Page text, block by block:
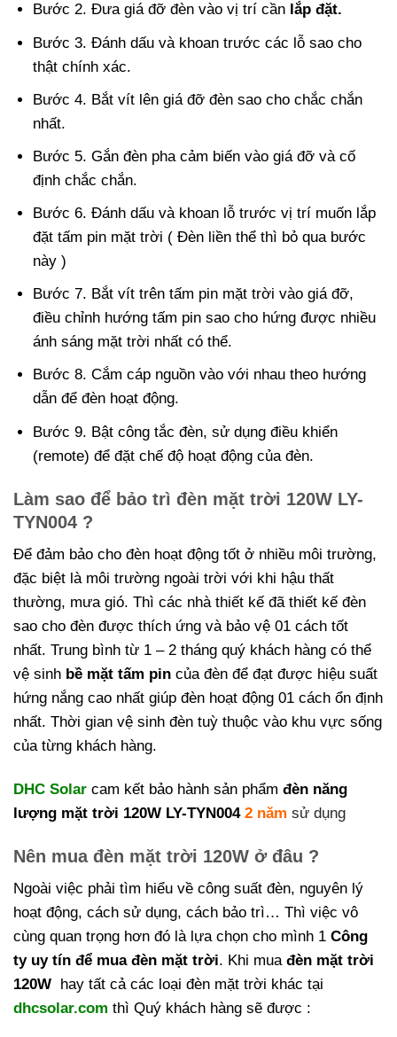
Bước 2. Đưa giá đỡ đèn vào vị trí cần lắp đặt.
Bước 3. Đánh dấu và khoan trước các lỗ sao cho
thật chính xác.
Bước 4. Bắt vít lên giá đỡ đèn sao cho chắc chắn
nhất.
Bước 5. Gắn đèn pha cảm biến vào giá đỡ và cố
định chắc chắn.
Bước 6. Đánh dấu và khoan lỗ trước vị trí muốn lắp
đặt tấm pin mặt trời ( Đèn liền thể thì bỏ qua bước
này )
Bước 7. Bắt vít trên tấm pin mặt trời vào giá đỡ,
điều chỉnh hướng tấm pin sao cho hứng được nhiều
ánh sáng mặt trời nhất có thể.
Bước 8. Cắm cáp nguồn vào với nhau theo hướng
dẫn để đèn hoạt động.
Bước 9. Bật công tắc đèn, sử dụng điều khiển
(remote) để đặt chế độ hoạt động của đèn.
Làm sao để bảo trì đèn mặt trời 120W LY-
TYN004 ?
Để đảm bảo cho đèn hoạt động tốt ở nhiều môi trường,
đặc biệt là môi trường ngoài trời với khi hậu thất
thường, mưa gió. Thì các nhà thiết kế đã thiết kế đèn
sao cho đèn được thích ứng và bảo vệ 01 cách tốt
nhất. Trung bình từ 1 – 2 tháng quý khách hàng có thể
vệ sinh bề mặt tấm pin của đèn để đạt được hiệu suất
hứng nắng cao nhất giúp đèn hoạt động 01 cách ổn định
nhất. Thời gian vệ sinh đèn tuỳ thuộc vào khu vực sống
của từng khách hàng.
DHC Solar cam kết bảo hành sản phẩm đèn năng
lượng mặt trời 120W LY-TYN004 2 năm sử dụng
Nên mua đèn mặt trời 120W ở đâu ?
Ngoài việc phải tìm hiểu về công suất đèn, nguyên lý
hoạt động, cách sử dụng, cách bảo trì… Thì việc vô
cùng quan trọng hơn đó là lựa chọn cho mình 1 Công
ty uy tín để mua đèn mặt trời. Khi mua đèn mặt trời
120W hay tất cả các loại đèn mặt trời khác tại
dhcsolar.com thì Quý khách hàng sẽ được :